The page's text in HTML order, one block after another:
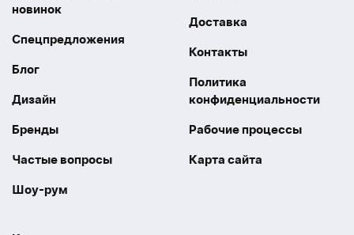
новинок
Спецпредложения
Блог
Дизайн
Бренды
Частые вопросы
Шоу-рум
Доставка
Контакты
Политика
конфиденциальности
Рабочие процессы
Карта сайта